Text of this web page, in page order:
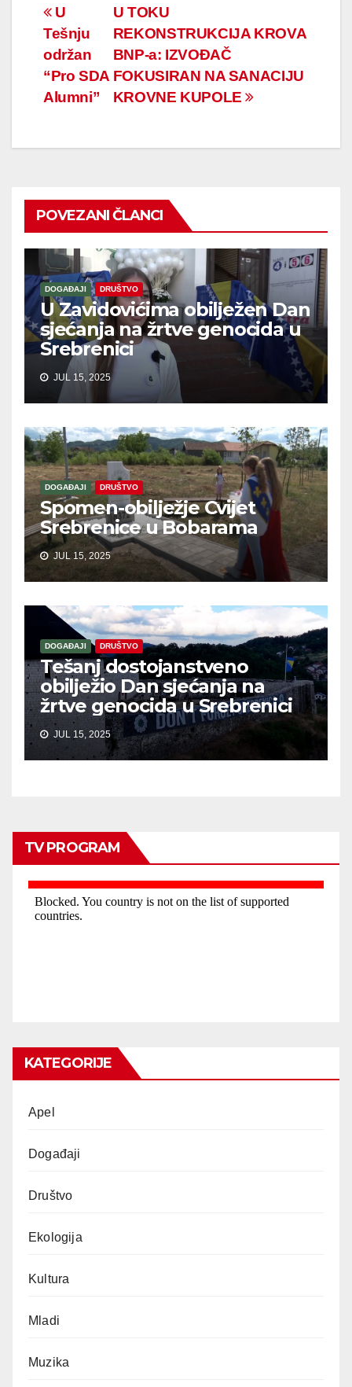
Navigacija
članaka
U TOKU
REKONSTRUKCIJA KROVA
BNP-a: IZVOĐAČ
FOKUSIRAN NA SANACIJU
KROVNE KUPOLE
U
Tešnju
održan
“Pro SDA
Alumni”
POVEZANI ČLANCI
DOGAĐAJI DRUŠTVO
U Zavidovićima obilježen Dan
sjećanja na žrtve genocida u
Srebrenici
JUL 15, 2025
DOGAĐAJI DRUŠTVO
Spomen-obilježje Cvijet
Srebrenice u Bobarama
JUL 15, 2025
DOGAĐAJI DRUŠTVO
Tešanj dostojanstveno
obilježio Dan sjećanja na
žrtve genocida u Srebrenici
JUL 15, 2025
TV PROGRAM
KATEGORIJE
Apel
Događaji
Društvo
Ekologija
Kultura
Mladi
Muzika